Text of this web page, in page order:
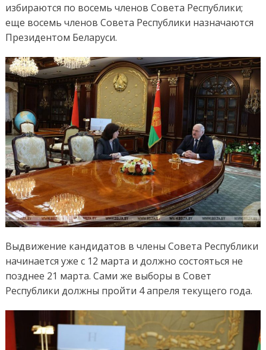
избираются по восемь членов Совета Республики;
еще восемь членов Совета Республики назначаются
Президентом Беларуси.
Выдвижение кандидатов в члены Совета Республики
начинается уже с 12 марта и должно состояться не
позднее 21 марта. Сами же выборы в Совет
Республики должны пройти 4 апреля текущего года.